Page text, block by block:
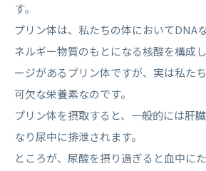
す。
プリン体は、私たちの体においてDNA
ネルギー物質のもとになる核酸を構成
ージがあるプリン体ですが、実は私た
可欠な栄養素なのです。
プリン体を摂取すると、一般的には肝
なり尿中に排泄されます。
ところが、尿酸を摂り過ぎると血中に